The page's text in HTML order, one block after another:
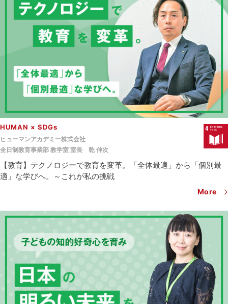
HUMAN × SDGs
ヒューマンアカデミー株式会社
全日制教育事業部 教学室 室長
乾 伸次
【教育】テクノロジーで教育を変革。「全体最適」から「個別最
適」な学びへ。～これが私の挑戦
More